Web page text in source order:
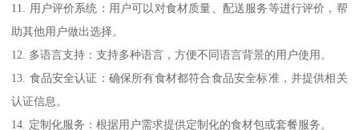
11. 用户评价系统：用户可以对食材质量、配送服务等进行评价，帮
助其他用户做出选择。
12. 多语言支持：支持多种语言，方便不同语言背景的用户使用。
13. 食品安全认证：确保所有食材都符合食品安全标准，并提供相关
认证信息。
14. 定制化服务：根据用户需求提供定制化的食材包或套餐服务。